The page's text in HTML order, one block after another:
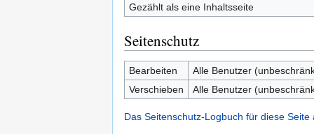
Gezählt als eine Inhaltsseite
Seitenschutz
Bearbeiten
Alle Benutzer
Verschieben
Alle Benutzer
Das Seitenschutz-Logbuch für diese Seite